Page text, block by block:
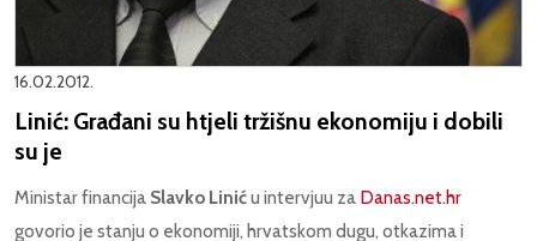
16.02.2012.
Linić: Građani su htjeli tržišnu ekonomiju i dobili
su je
Ministar financija Slavko Liniću intervjuu za Danas.net.hr
govorio je stanju o ekonomiji, hrvatskom dugu, otkazima i